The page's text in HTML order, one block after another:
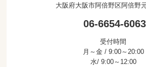
大阪府大阪市阿倍野区阿倍野
06-6654-6063
受付時間
月～金 / 9:00～20:00
水/ 9:00～12:00